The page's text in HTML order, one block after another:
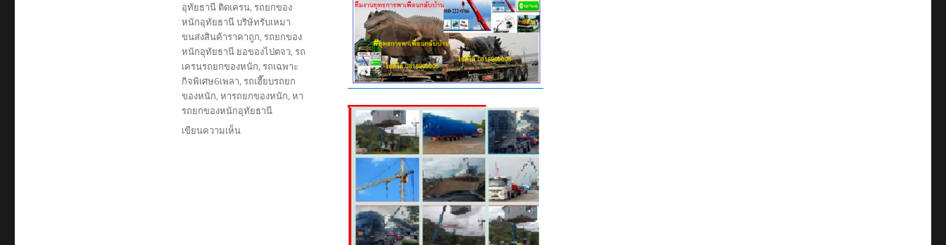
อุทัยธานี ติดเครน, รถยกของ
หนักอุทัยธานี บริษัทรับเหมา
ขนส่งสินค้าราคาถูก, รถยกของ
หนักอุทัยธานี ยอของไปตจว, รถ
เครนรถยกของหนัก, รถเฉพาะ
กิจพิเศษ6เพลา, รถเฮี๊ยบรถยก
ของหนัก, หารถยกของหนัก, หา
รถยกของหนักอุทัยธานี
เขียนความเห็นบน